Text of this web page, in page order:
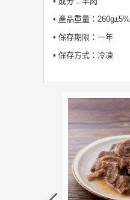
• 產品重量：260g±5%
• 保存期限：一年
• 保存方式：冷凍